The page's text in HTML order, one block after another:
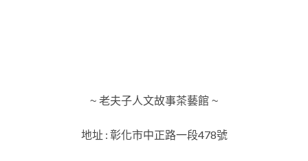
~ 老夫子人文故事茶藝館 ~
地址 : 彰化市中正路一段478號